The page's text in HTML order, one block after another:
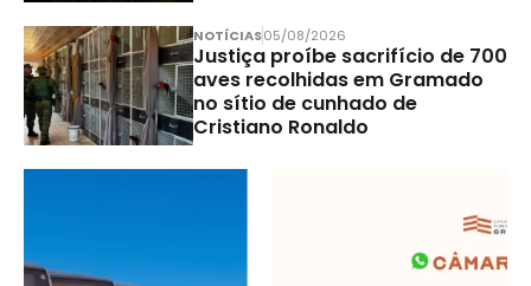
NOTÍCIAS05/08/2026
Justiça proíbe sacrifício de 700
aves recolhidas em Gramado
no sítio de cunhado de
Cristiano Ronaldo